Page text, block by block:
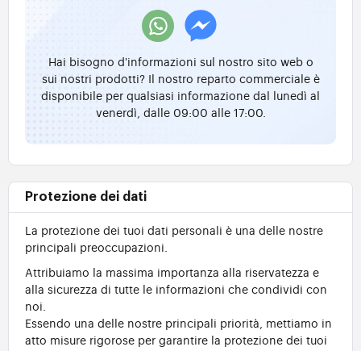
Hai bisogno d'informazioni sul nostro sito web o
sui nostri prodotti? Il nostro reparto commerciale è
disponibile per qualsiasi informazione dal lunedì al
venerdì, dalle 09:00 alle 17:00.
Protezione dei dati
La protezione dei tuoi dati personali è una delle nostre
principali preoccupazioni.
Attribuiamo la massima importanza alla riservatezza e
alla sicurezza di tutte le informazioni che condividi con
noi.
Essendo una delle nostre principali priorità, mettiamo in
atto misure rigorose per garantire la protezione dei tuoi